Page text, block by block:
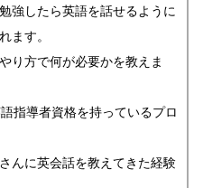
強したら英語を話せるように
ます。
り方で何が必要かを教えま
指導者資格を持っているプロ
んに英会話を教えてきた経験